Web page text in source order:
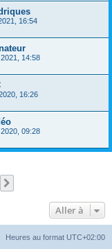
16:54
2021, 14:58
16:26
09:28
Aller à
Heures au format UTC+02:00